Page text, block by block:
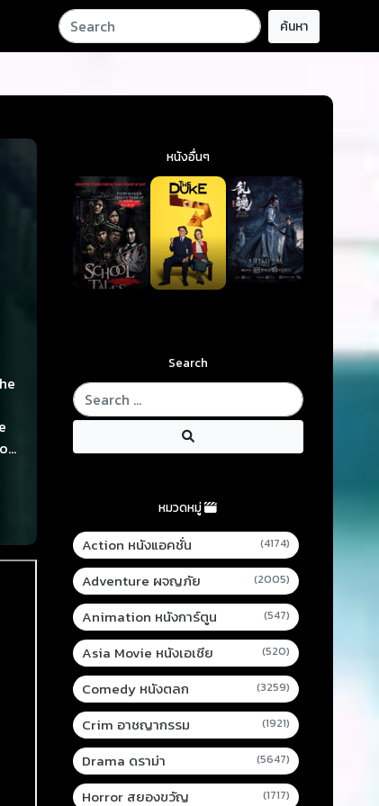
ค้นหา
หนังอื่นๆ
Search
หมวดหมู่
Action หนังแอคชั่น (4174)
Adventure ผจญภัย (2005)
Animation หนังการ์ตูน (547)
Asia Movie หนังเอเชีย (520)
Comedy หนังตลก (3259)
Crim อาชญากรรม (1921)
Drama ดราม่า (5647)
Horror สยองขวัญ (1717)